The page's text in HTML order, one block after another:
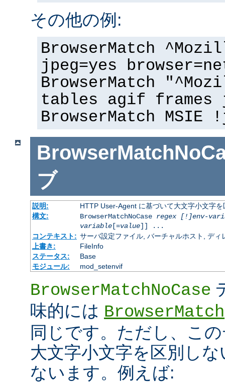
その他の例:
BrowserMatch
jpeg=yes
BrowserMatch
tables agif frames
BrowserMatch
ブ
説明:
HTTP User-Agent に基づいて大文字小文字
構文:
BrowserMatchNoCase regex [!]env-
variable[=value]] ...
コンテキスト: サーバ設定ファイル, バーチャルホスト, ディ
上書き:
FileInfo
ステータス:
Base
モジュール:
mod_setenvif
BrowserMatchNoCase
味的には BrowserMatch
同じです。ただし、こ
大文字小文字を区別し
ないます。例えば: